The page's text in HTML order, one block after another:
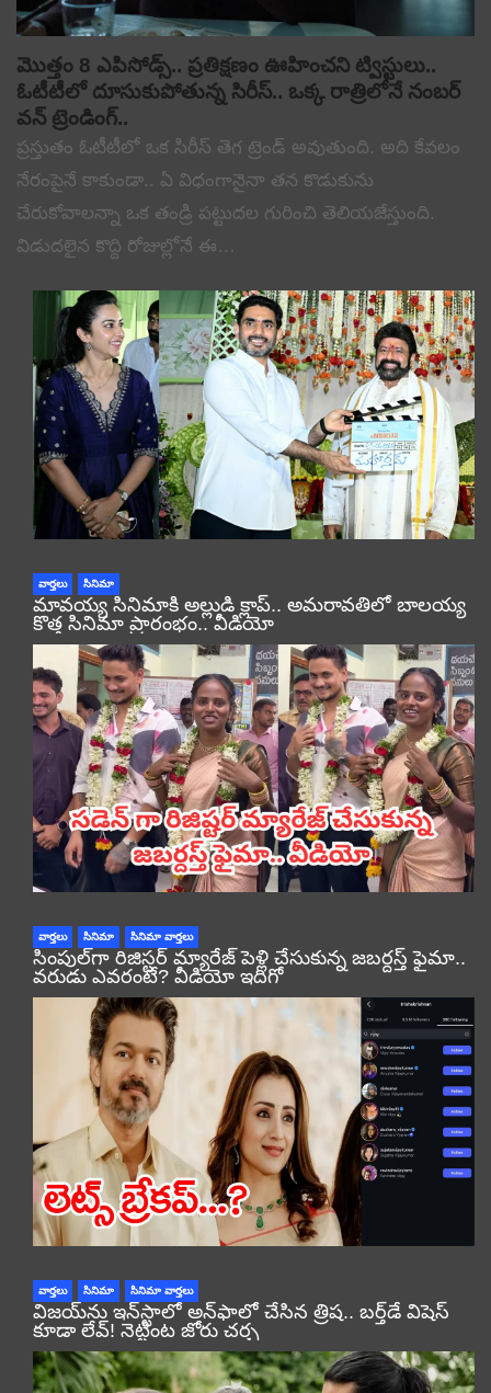
మొత్తం 8 ఎపిసోడ్స్.. ప్రతిక్షణం ఊహించని ట్విస్టులు..
ఓటీటీలో దూసుకుపోతున్న సిరీస్.. ఒక్క రాత్రిలోనే నంబర్
వన్ ట్రెండింగ్..
ప్రస్తుతం ఓటీటీలో ఒక సిరీస్ తెగ ట్రెండ్ అవుతుంది. అది కేవలం
నేరంపైనే కాకుండా.. ఏ విధంగానైనా తన కొడుకును
చేరుకోవాలన్నా ఒక తండ్రి పట్టుదల గురించి తెలియజేస్తుంది.
విడుదలైన కొద్ది రోజుల్లోనే ఈ…
వార్తలు సినిమా
మావయ్య సినిమాకి అల్లుడి క్లాప్.. అమరావతిలో బాలయ్య
కొత్త సినిమా ప్రారంభం.. వీడియో
వార్తలు సినిమా సినిమా వార్తలు
సింపుల్‌గా రిజిస్టర్‌ మ్యారేజ్ పెళ్లి చేసుకున్న జబర్దస్త్ ఫైమా..
వరుడు ఎవరంటే? వీడియో ఇదిగో
వార్తలు సినిమా సినిమా వార్తలు
విజయ్‌ను ఇన్‌స్టాలో అన్‌ఫాలో చేసిన త్రిష.. బర్త్‌డే విషెస్
కూడా లేవ్! నెట్టింట జోరు చర్చ